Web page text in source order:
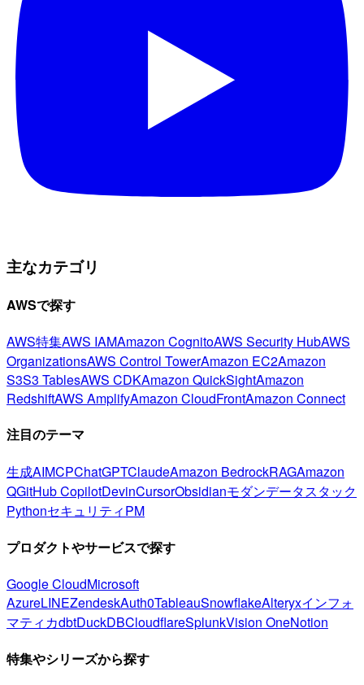
主なカテゴリ
AWSで探す
AWS特集AWS IAMAmazon CognitoAWS Security HubAWS
OrganizationsAWS Control TowerAmazon EC2Amazon
S3S3 TablesAWS CDKAmazon QuickSightAmazon
RedshiftAWS AmplifyAmazon CloudFrontAmazon Connect
注目のテーマ
生成AIMCPChatGPTClaudeAmazon BedrockRAGAmazon
QGitHub CopilotDevinCursorObsidianモダンデータスタック
PythonセキュリティPM
プロダクトやサービスで探す
Google CloudMicrosoft
AzureLINEZendeskAuth0TableauSnowflakeAlteryxインフォ
マティカdbtDuckDBCloudflareSplunkVision OneNotion
特集やシリーズから探す